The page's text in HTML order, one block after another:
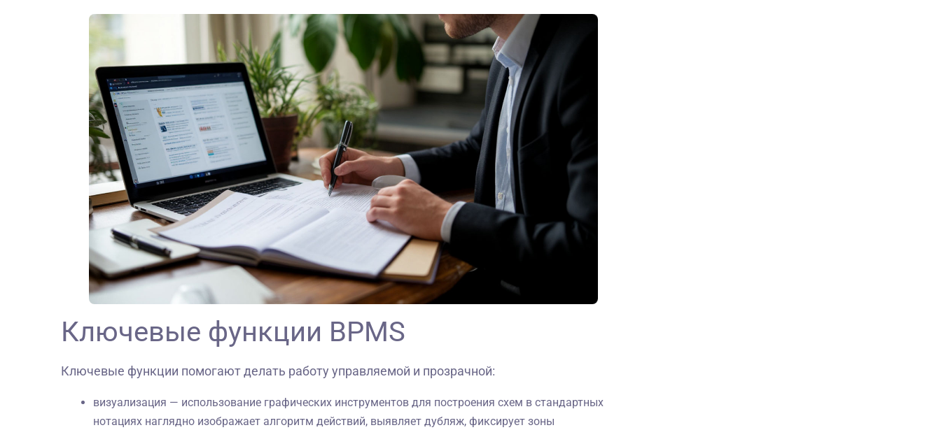
Ключевые функции BPMS
Ключевые функции помогают делать работу управляемой и прозрачной:
визуализация — использование графических инструментов для построения схем в стандартных
нотациях наглядно изображает алгоритм действий, выявляет дубляж, фиксирует зоны